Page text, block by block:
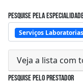
Pesquise pela
Serviços
Veja a lista com
Pesquise pelo prestador